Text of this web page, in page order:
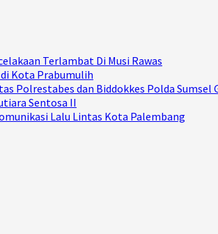
Terlambat Di Musi Rawas
di Kota Prabumulih
Polrestabes dan Biddokkes Polda Sumsel
Sentosa II
Lalu Lintas Kota Palembang